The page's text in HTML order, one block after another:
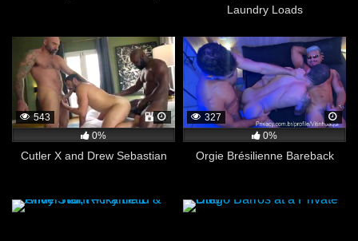
Laundry Loads
543
0%
Cutler X and Drew Sebastian
327
0%
Orgie Brésilienne Bareback